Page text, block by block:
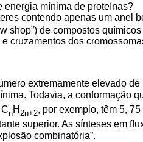
energia mínima de proteínas?
contendo apenas um anel
shop”) de compostos
cruzamentos dos
extremamente elevado
Todavia, a conformação
nH 2n+2, por exemplo, têm 5, 75
superior. As sínteses em
combinatória”.